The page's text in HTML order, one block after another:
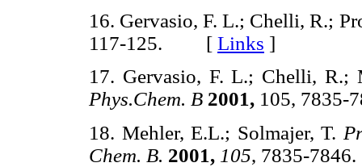
16. Gervasio, F. L.; Chelli, R.;
117-125. [ Links ]
17. Gervasio, F. L.; Chelli, R.;
Phys.Chem. B 2001, 105,
18. Mehler, E.L.; Solmajer, T.
Chem. B. 2001, 105, 7835-